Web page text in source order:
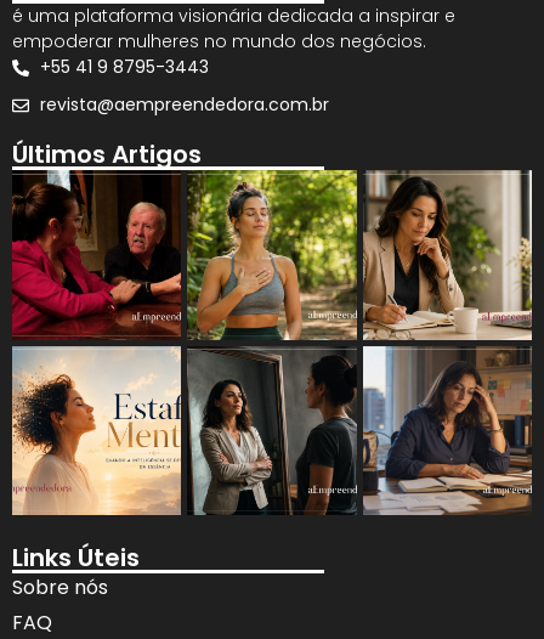
é uma plataforma visionária dedicada a inspirar e
empoderar mulheres no mundo dos negócios.
+55 41 9 8795-3443
revista@aempreendedora.com.br
Últimos Artigos
Links Úteis
Sobre nós
FAQ